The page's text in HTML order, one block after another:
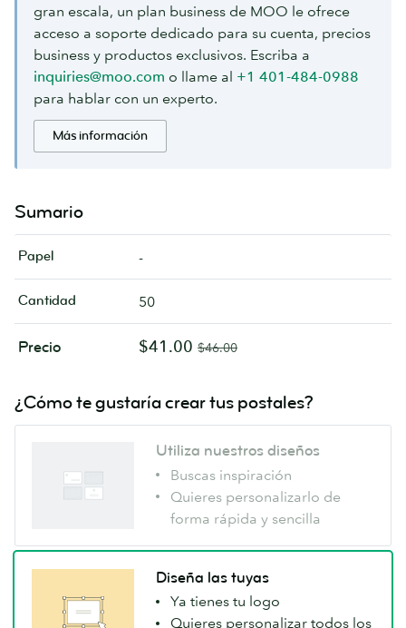
gran escala, un plan business de MOO le ofrece
acceso a soporte dedicado para su cuenta, precios
business y productos exclusivos. Escriba a
inquiries@moo.com o llame al +1 401-484-0988
para hablar con un experto.
Más información
Sumario
Papel -
Cantidad 50
Precio $41.00 $46.00
¿Cómo te gustaría crear tus postales?
Utiliza nuestros diseños
Buscas inspiración
Quieres personalizarlo de
forma rápida y sencilla
Diseña las tuyas
Ya tienes tu logo
Quieres personalizar todos los